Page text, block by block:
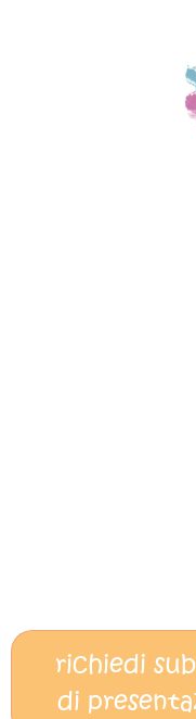
richiedi
di